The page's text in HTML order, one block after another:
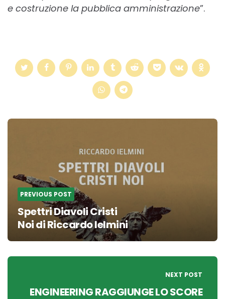
e costruzione la pubblica amministrazione”.
Post
PREVIOUS POST
Spettri Diavoli Cristi
Noi di Riccardo Ielmini
NEXT POST
ENGINEERING RAGGIUNGE LO SCORE